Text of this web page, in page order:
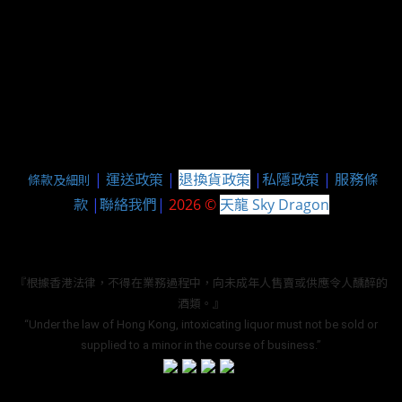
條款及細則 | 運送政策 | 退換貨政策 |私隱政策 | 服務條
款 |聯絡我們| 2026 © 天龍 Sky Dragon
『根據香港法律，不得在業務過程中，向未成年人售賣或供應令人醺醉的
酒類。』
“Under the law of Hong Kong, intoxicating liquor must not be sold or
supplied to a minor in the course of business.”